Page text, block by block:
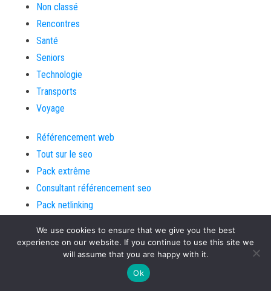
Non classé
Rencontres
Santé
Seniors
Technologie
Transports
Voyage
Référencement web
Tout sur le seo
Pack extrême
Consultant référencement seo
Pack netlinking
Hébergement web
créer site internet
We use cookies to ensure that we give you the best
experience on our website. If you continue to use this site we
will assume that you are happy with it.
Ok